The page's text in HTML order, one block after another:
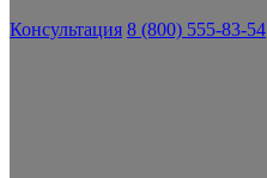
Консультация 8 (800) 555-83-54